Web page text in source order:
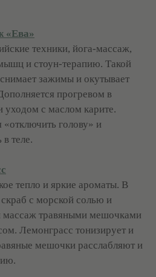
«Ева»
техники, йога-массаж,
и стоун-терапию. Такой
зажимы и окутывает
прогревом в
с маслом карите.
«отключить голову» и
в теле.
тепло и яркие ароматы. В
с морской солью и
массаж травяными мешочками
Лемонграсс тонизирует и
мешочки расслабляют и